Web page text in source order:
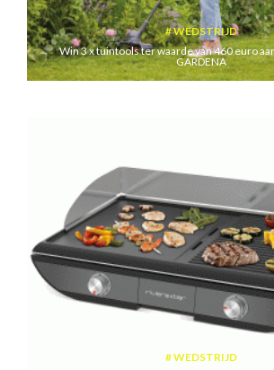
WEDSTRIJD
Win 3 x tuintools ter waarde van 460 euro
GARDENA
WEDSTRIJD